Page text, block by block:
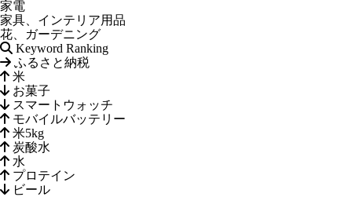
家電
家具、インテリア用品
花、ガーデニング
Keyword Ranking
ふるさと納税
米
お菓子
スマートウォッチ
モバイルバッテリー
米5kg
炭酸水
水
プロテイン
ビール